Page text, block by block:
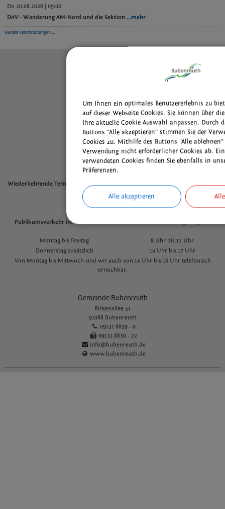
Do 20.08.2026 | 09:00
DAV - Wanderung AM-Nord und die Sektion ...mehr
weitere Veranstaltungen ...
Cookie Einstellungen
Wichtige Links
Adressen
andratsamt Erlangen-Höchstadt
Wichtige Rufnummern
Wiederkehrende Termine der Bubenreuther Vereine, Gruppen und kirchlichen
Einrichtungen
Öffnungszeiten
Publikumsverkehr im Rathaus ist nur nach Terminvereinbarung möglich.
Montag bis Freitag
8 Uhr bis 12 Uhr
Donnerstag zusätzlich
14 Uhr bis 17 Uhr
Von Montag bis Mittwoch sind wir auch von 14 Uhr bis 16 Uhr telefonisch
erreichbar.
Gemeinde Bubenreuth
Birkenallee 51
91088 Bubenreuth
09131 8839 - 0
09131 8839 - 22
info@bubenreuth.de
www.bubenreuth.de
Um Ihnen ein optimales Benutzererlebnis zu
auf dieser Webseite Cookies. Sie können über
Ihre aktuelle Cookie Auswahl anpassen. Durch
Buttons "Alle akzeptieren" stimmen Sie der
Cookies zu. Mithilfe des Buttons "Alle ablehnen"
Verwendung nicht erforderlicher Cookies ab.
verwendeten Cookies finden Sie ebenfalls in
Präferenzen.
Alle akzeptieren